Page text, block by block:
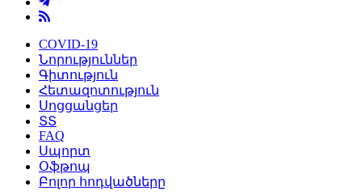
COVID-19
Նորություններ
Գիտություն
Հետազոտություն
Սոցցանցեր
ՏՏ
FAQ
Սպորտ
Օֆթոպ
Բոլոր հոդվածները